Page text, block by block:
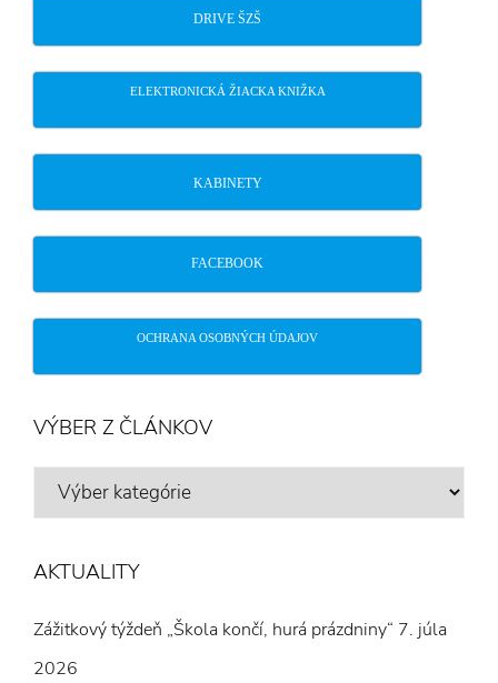
DRIVE ŠZŠ
ELEKTRONICKÁ ŽIACKA KNIŽKA
KABINETY
FACEBOOK
OCHRANA OSOBNÝCH ÚDAJOV
VÝBER Z ČLÁNKOV
VÝBER
AKTUALITY
Zážitkový týždeň „Škola končí, hurá prázdniny“ 7. júla
2026